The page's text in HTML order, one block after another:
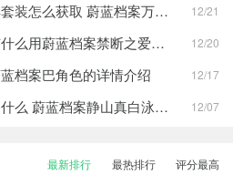
蔚蓝档案万圣节南瓜家具套装怎么获取 蔚蓝档案万圣节南瓜咖啡厅套装一览 12/21
蔚蓝档案禁断之爱物品有什么用蔚蓝档案禁断之爱物品的作用效果详情 12/20
档案巴角色的详情介绍 12/17
蔚蓝档案真白泳装技能是什么 蔚蓝档案静山真白泳装技能一览 12/07
最新排行 最热排行 评分最高